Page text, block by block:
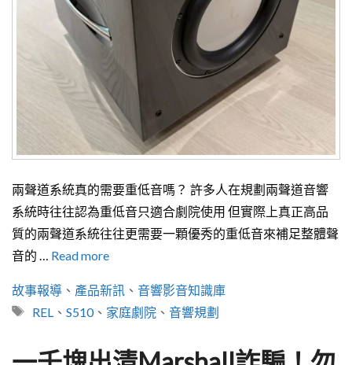
兩聲道系統真的需要重低音嗎？ 許多人在規劃兩聲道音響
系統時往往認為重低音只適合劇院使用 但實際上真正高品
質的兩聲道系統往往更需要一顆優秀的重低音來補足整體聲
音的 … Read more
分
類
故事報導 、 產品新訊 、 音響影音知識庫
標
REL、 S510、 家庭劇院、 音響規劃